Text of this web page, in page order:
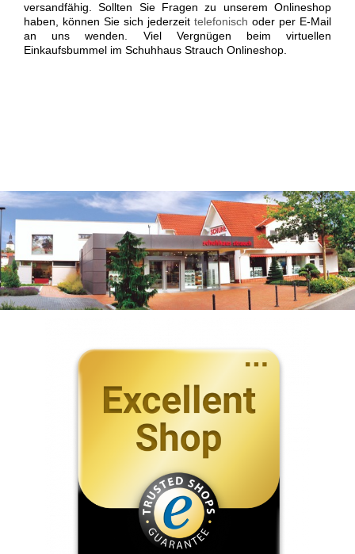
versandfähig. Sollten Sie Fragen zu unserem Onlineshop
haben, können Sie sich jederzeit telefonisch oder per E-Mail
an uns wenden. Viel Vergnügen beim virtuellen
Einkaufsbummel im Schuhhaus Strauch Onlineshop.